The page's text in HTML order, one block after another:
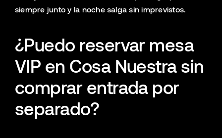
siempre junto y la noche salga sin imprevistos.
¿Puedo reservar mesa
VIP en Cosa Nuestra sin
comprar entrada por
separado?